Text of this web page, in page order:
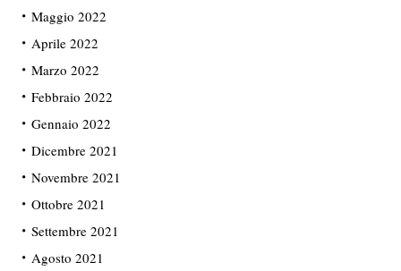
Maggio 2022
Aprile 2022
Marzo 2022
Febbraio 2022
Gennaio 2022
Dicembre 2021
Novembre 2021
Ottobre 2021
Settembre 2021
Agosto 2021